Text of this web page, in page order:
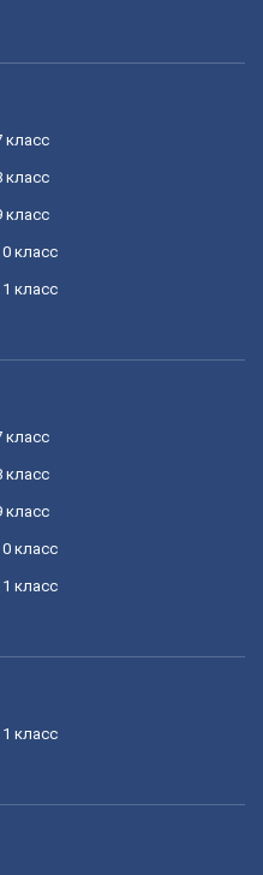
класс
класс
класс
класс
класс
класс
класс
класс
класс
класс
класс